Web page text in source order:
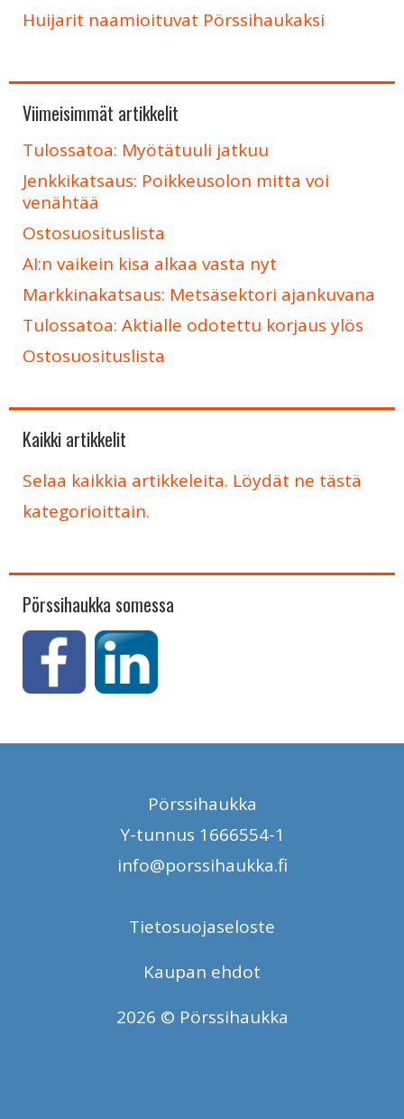
Huijarit naamioituvat Pörssihaukaksi
Viimeisimmät artikkelit
Tulossatoa: Myötätuuli jatkuu
Jenkkikatsaus: Poikkeusolon mitta voi
venähtää
Ostosuosituslista
AI:n vaikein kisa alkaa vasta nyt
Markkinakatsaus: Metsäsektori ajankuvana
Tulossatoa: Aktialle odotettu korjaus ylös
Ostosuosituslista
Kaikki artikkelit
Selaa kaikkia artikkeleita. Löydät ne tästä
kategorioittain.
Pörssihaukka somessa
Pörssihaukka
Y-tunnus 1666554-1
info@porssihaukka.fi
Tietosuojaseloste
Kaupan ehdot
2026 © Pörssihaukka